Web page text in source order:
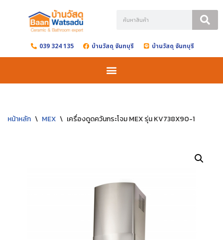
content 039 324 135 บ้านวัสดุ จันทบุรี บ้านวัสดุ จันทบุรี
หน้าหลัก \ MEX \ เครื่องดูดควันกระโจม MEX รุ่น KV738X90-1